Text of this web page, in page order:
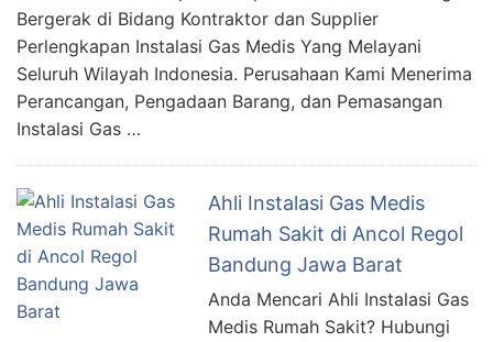
Bergerak di Bidang Kontraktor dan Supplier
Perlengkapan Instalasi Gas Medis Yang Melayani
Seluruh Wilayah Indonesia. Perusahaan Kami Menerima
Perancangan, Pengadaan Barang, dan Pemasangan
Instalasi Gas …
Ahli Instalasi Gas Medis
Rumah Sakit di Ancol Regol
Bandung Jawa Barat
Anda Mencari Ahli Instalasi Gas
Medis Rumah Sakit? Hubungi